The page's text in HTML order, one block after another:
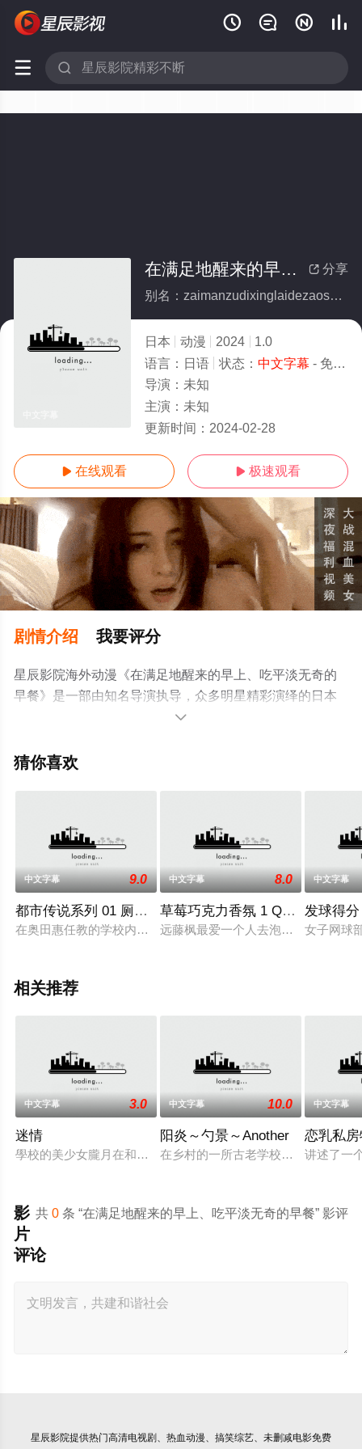
   
 
 分享
在满足地醒来的早上、吃平淡无奇的早餐
别名：zaimanzudixinglaidezaoshangchipingdanwuqidezaocan
日本 动漫 2024
1.0
语言： 日语 状态： 中文字幕 - 免费在线观看
导演： 未知
主演： 未知
更新时间： 2024-02-28
 在线观看  极速观看
剧情介绍 我要评分
星辰影院海外动漫《在满足地醒来的早上、吃平淡无奇的
早餐》是一部由知名导演执导，众多明星精彩演绎的日本
动漫，手机免费观看高清无删减完整版动漫全集就来星辰
等平台了解。

猜你喜欢
中文字幕 9.0
都市传说系列 01 厕所里的花子 h_402mjad139
在奥田惠任教的学校内、有个大家相传已久的恐怖鬼故事、据
中文字幕 8.0
草莓巧克力香氛 1 QNB-M036
远藤枫最爱一个人去泡汤，却误入混
中文字幕
发球得
女子网球
相关推荐
中文字幕 3.0
迷情
學校的美少女朧月在和男朋友幽會時，被兩個流氓糾纏，男友
中文字幕 10.0
阳炎～勺景～Another
在乡村的一所古老学校建筑中，雾岛
中文字幕
恋乳私
讲述了一
共0 条 “在满足地醒来的早上、吃平淡无奇的早餐” 影评
影
片
评论
星辰影院提供热门高清电视剧、热血动漫、搞笑综艺、未删减电影免费